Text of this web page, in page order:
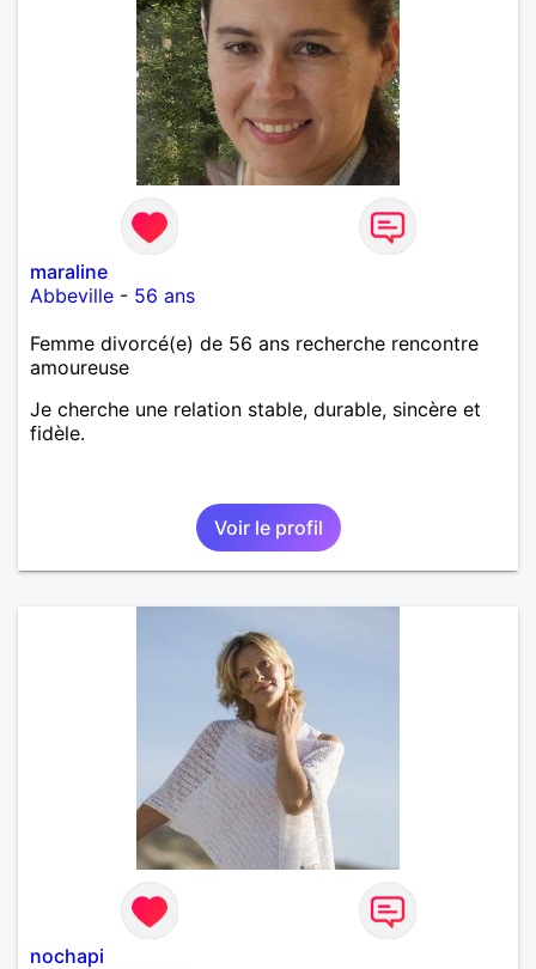
maraline
Abbeville - 56 ans
Femme divorcé(e) de 56 ans recherche rencontre
amoureuse
Je cherche une relation stable, durable, sincère et
fidèle.
Voir le profil
nochapi